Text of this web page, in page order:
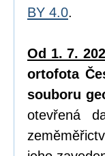
BY 4.0.
Od 1. 7.
ortofota
souboru
otevřená